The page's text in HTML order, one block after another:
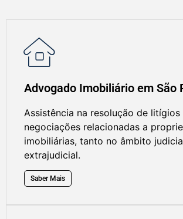
Advogado Imobiliário em São
Assistência na resolução de litígios
negociações relacionadas a
imobiliárias, tanto no âmbito
extrajudicial.
Saber Mais